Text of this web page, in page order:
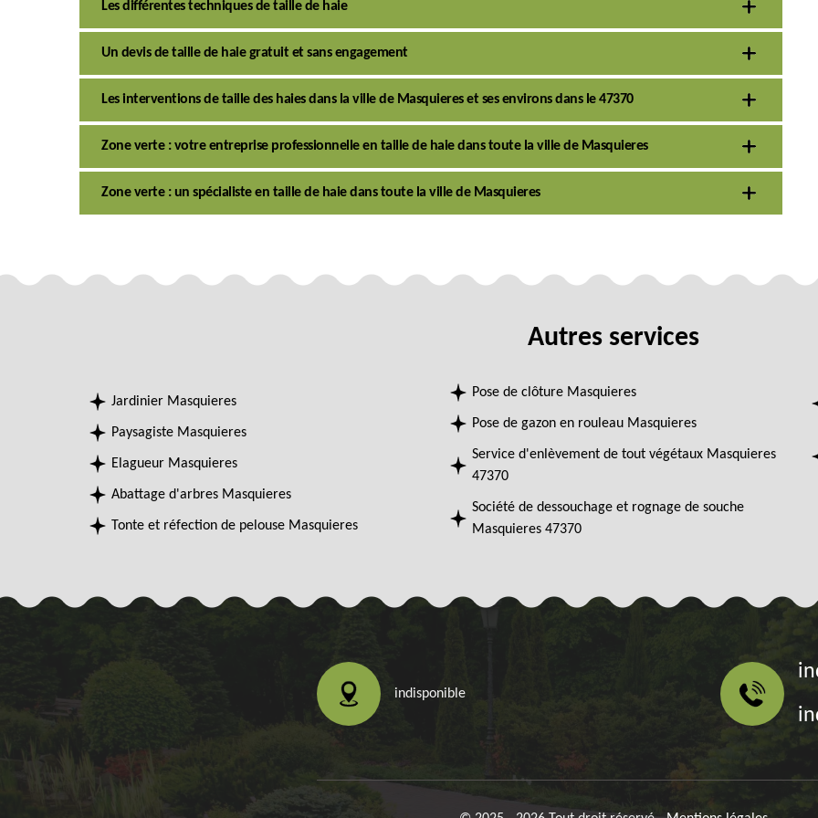
Les différentes techniques de taille de haie
Un devis de taille de haie gratuit et sans engagement
Les interventions de taille des haies dans la ville de Masquieres et ses environs dans le 47370
Zone verte : votre entreprise professionnelle en taille de haie dans toute la ville de Masquieres
Zone verte : un spécialiste en taille de haie dans toute la ville de Masquieres
Autres services
Jardinier Masquieres
Paysagiste Masquieres
Elagueur Masquieres
Abattage d'arbres Masquieres
Tonte et réfection de pelouse Masquieres
Pose de clôture Masquieres
Pose de gazon en rouleau Masquieres
Service d'enlèvement de tout végétaux Masquieres
47370
Société de dessouchage et rognage de souche
Masquieres 47370
indisponible